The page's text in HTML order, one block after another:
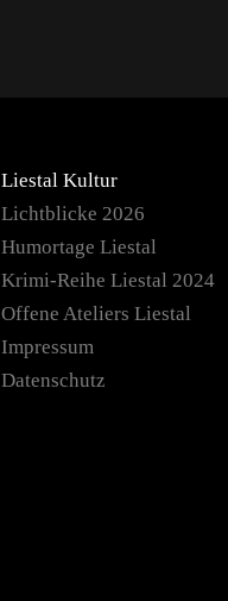
Liestal Kultur
Lichtblicke 2026
Humortage Liestal
Krimi-Reihe Liestal 2024
Offene Ateliers Liestal
Impressum
Datenschutz